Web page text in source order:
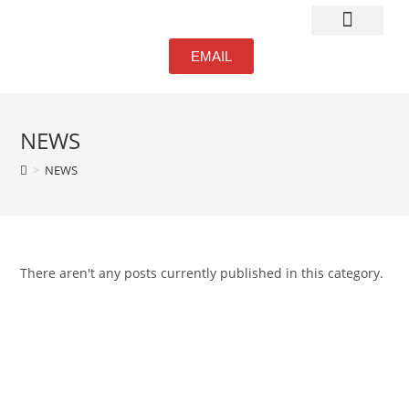
EMAIL
NEWS
> NEWS
There aren't any posts currently published in this category.